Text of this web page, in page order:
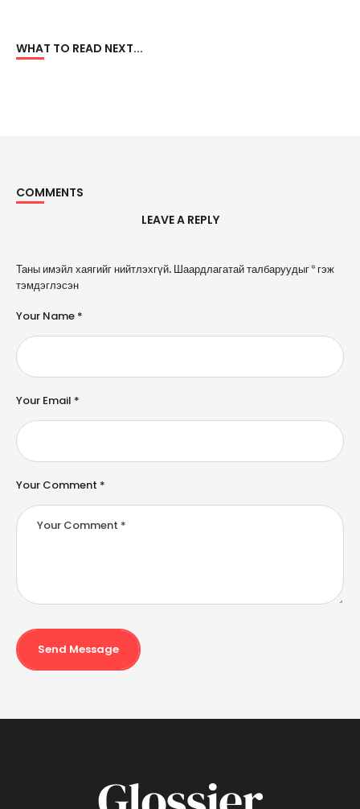
WHAT TO READ NEXT...
COMMENTS
LEAVE A REPLY
Таны имэйл хаягийг нийтлэхгүй. Шаардлагатай талбаруудыг*гэж
тэмдэглэсэн
Your Comment *
Your Name *
Your Email *
Send Message
A
l
e
n
a
ti
e